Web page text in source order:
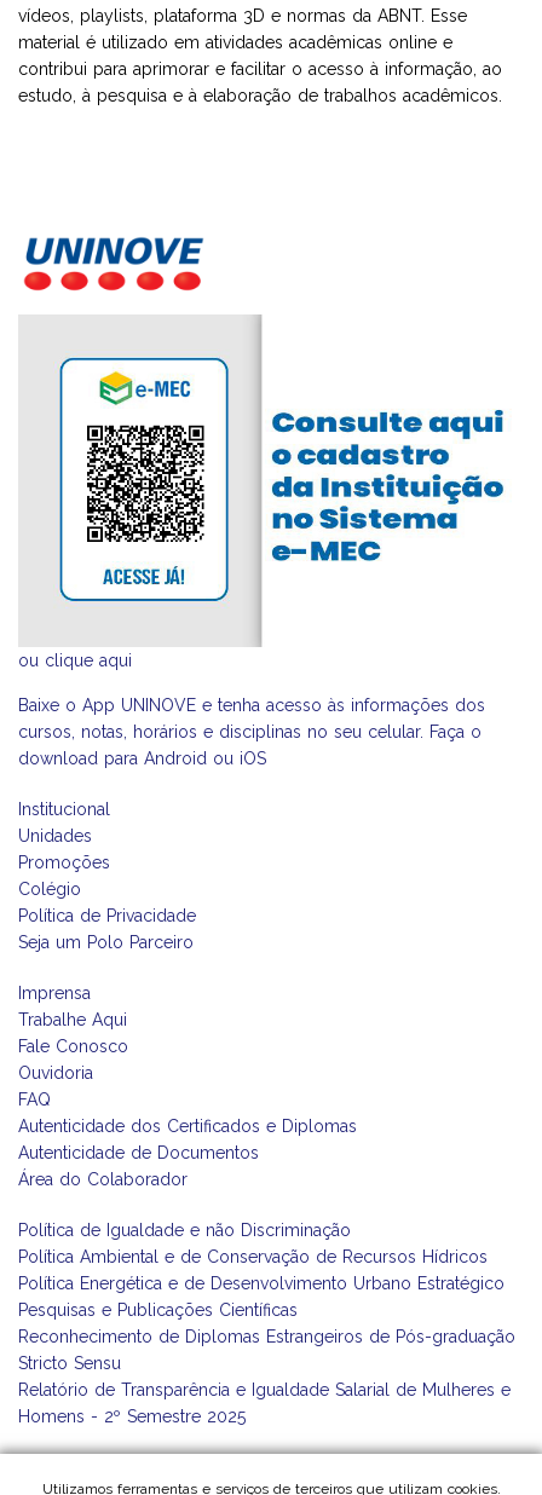
vídeos, playlists, plataforma 3D e normas da ABNT. Esse
material é utilizado em atividades acadêmicas online e
contribui para aprimorar e facilitar o acesso à informação, ao
estudo, à pesquisa e à elaboração de trabalhos acadêmicos.
Utilizamos ferramentas e serviços de terceiros que utilizam cookies.
ou clique aqui
Baixe o App UNINOVE e tenha acesso às informações dos
cursos, notas, horários e disciplinas no seu celular. Faça o
download para Android ou iOS
Institucional
Unidades
Promoções
Colégio
Política de Privacidade
Seja um Polo Parceiro
Imprensa
Trabalhe Aqui
Fale Conosco
Ouvidoria
FAQ
Autenticidade dos Certificados e Diplomas
Autenticidade de Documentos
Área do Colaborador
Política de Igualdade e não Discriminação
Política Ambiental e de Conservação de Recursos Hídricos
Política Energética e de Desenvolvimento Urbano Estratégico
Pesquisas e Publicações Científicas
Reconhecimento de Diplomas Estrangeiros de Pós-graduação
Stricto Sensu
Relatório de Transparência e Igualdade Salarial de Mulheres e
Homens - 2º Semestre 2025